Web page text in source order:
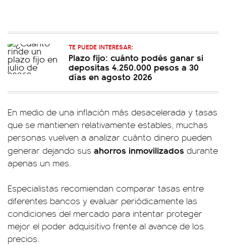
TE PUEDE INTERESAR:
Plazo fijo: cuánto podés ganar si
depositas 4.250.000 pesos a 30
días en agosto 2026
En medio de una inflación más desacelerada y tasas
que se mantienen relativamente estables, muchas
personas vuelven a analizar cuánto dinero pueden
generar dejando sus ahorros inmovilizados durante
apenas un mes.
Especialistas recomiendan comparar tasas entre
diferentes bancos y evaluar periódicamente las
condiciones del mercado para intentar proteger
mejor el poder adquisitivo frente al avance de los
precios.